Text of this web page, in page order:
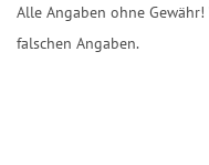
Alle Angaben ohne
falschen Angaben.